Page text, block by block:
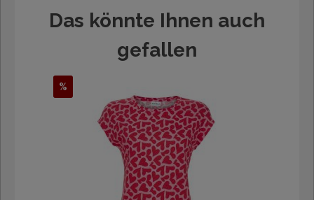
Das könnte Ihnen auch
gefallen
%